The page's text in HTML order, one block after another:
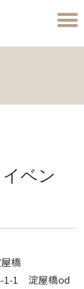
ベン
橋
1-1 淀屋橋od